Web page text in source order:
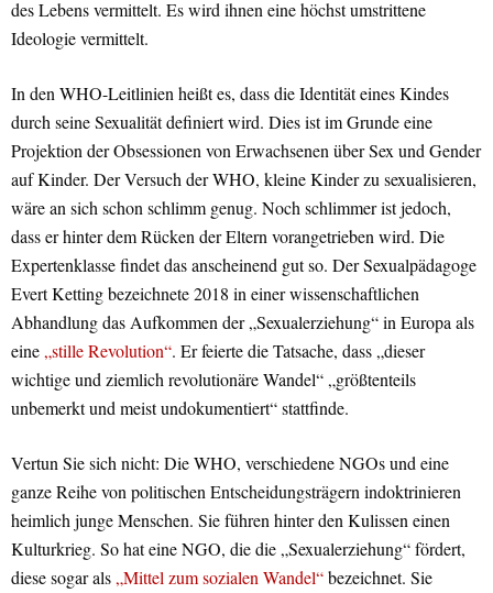
des Lebens vermittelt. Es wird ihnen eine höchst umstrittene
Ideologie vermittelt.
In den WHO-Leitlinien heißt es, dass die Identität eines Kindes
durch seine Sexualität definiert wird. Dies ist im Grunde eine
Projektion der Obsessionen von Erwachsenen über Sex und Gender
auf Kinder. Der Versuch der WHO, kleine Kinder zu sexualisieren,
wäre an sich schon schlimm genug. Noch schlimmer ist jedoch,
dass er hinter dem Rücken der Eltern vorangetrieben wird. Die
Expertenklasse findet das anscheinend gut so. Der Sexualpädagoge
Evert Ketting bezeichnete 2018 in einer wissenschaftlichen
Abhandlung das Aufkommen der „Sexualerziehung“ in Europa als
eine„stille Revolution“. Er feierte die Tatsache, dass „dieser
wichtige und ziemlich revolutionäre Wandel“ „größtenteils
unbemerkt und meist undokumentiert“ stattfinde.
Vertun Sie sich nicht: Die WHO, verschiedene NGOs und eine
ganze Reihe von politischen Entscheidungsträgern indoktrinieren
heimlich junge Menschen. Sie führen hinter den Kulissen einen
Kulturkrieg. So hat eine NGO, die die „Sexualerziehung“ fördert,
diese sogar als„Mittel zum sozialen Wandel“bezeichnet. Sie